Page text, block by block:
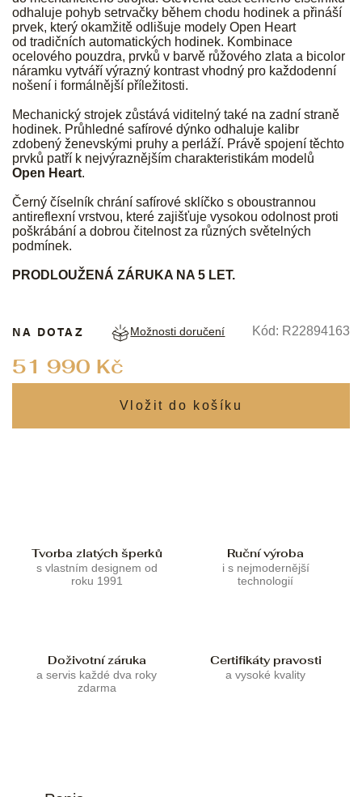
odhaluje pohyb setrvačky během chodu hodinek a přináší
prvek, který okamžitě odlišuje modely Open Heart
od tradičních automatických hodinek. Kombinace
ocelového pouzdra, prvků v barvě růžového zlata a bicolor
náramku vytváří výrazný kontrast vhodný pro každodenní
nošení i formálnější příležitosti.
Mechanický strojek zůstává viditelný také na zadní straně
hodinek. Průhledné safírové dýnko odhaluje kalibr
zdobený ženevskými pruhy a perláží. Právě spojení těchto
prvků patří k nejvýraznějším charakteristikám modelů
Open Heart.
Černý číselník chrání safírové sklíčko s oboustrannou
antireflexní vrstvou, které zajišťuje vysokou odolnost proti
poškrábání a dobrou čitelnost za různých světelných
podmínek.
PRODLOUŽENÁ ZÁRUKA NA 5 LET.
51 990 Kč
NA DOTAZ Možnosti doručení Kód: R22894163
Tvorba zlatých šperků
s vlastním designem od
roku 1991
Ruční výroba
i s nejmodernější
technologií
Doživotní záruka
a servis každé dva roky
zdarma
Certifikáty pravosti
a vysoké kvality